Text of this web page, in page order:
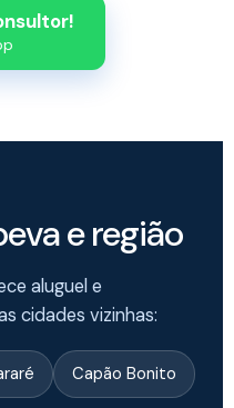
e região
aluguel e
cidades vizinhas:
Capão Bonito